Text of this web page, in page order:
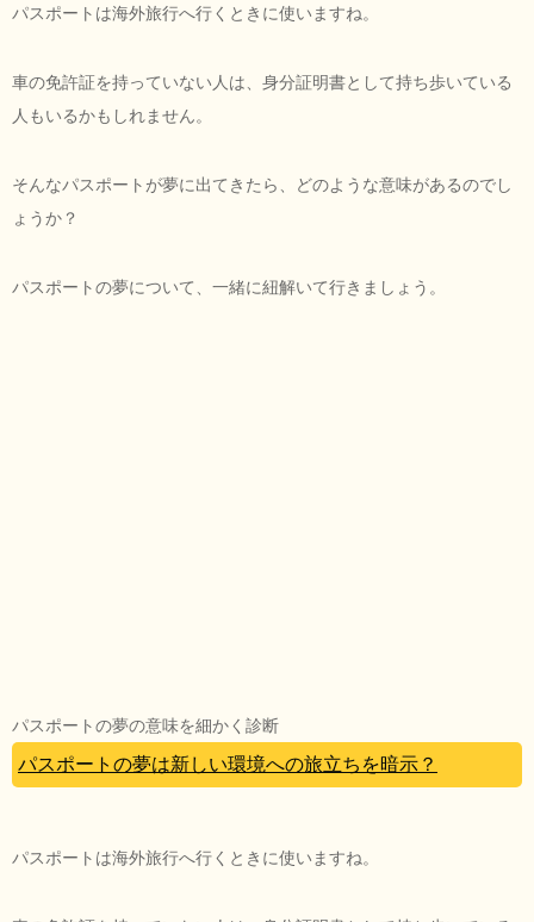
パスポートは海外旅行へ行くときに使いますね。
車の免許証を持っていない人は、身分証明書として持ち歩いている
人もいるかもしれません。
そんなパスポートが夢に出てきたら、どのような意味があるのでし
ょうか？
パスポートの夢について、一緒に紐解いて行きましょう。
パスポートの夢の意味を細かく診断
パスポートの夢は新しい環境への旅立ちを暗示？
パスポートは海外旅行へ行くときに使いますね。